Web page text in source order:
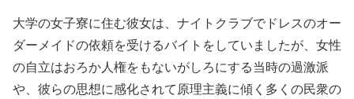
大学の女子寮に住む彼女は、ナイトクラブでドレスのオー
ダーメイドの依頼を受けるバイトをしていましたが、女性
の自立はおろか人権をもないがしろにする当時の過激派
や、彼らの思想に感化されて原理主義に傾く多くの民衆の